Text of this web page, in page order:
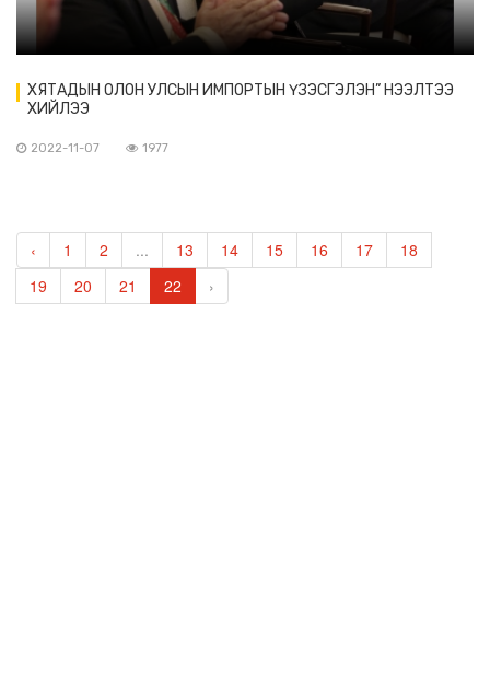
ХЯТАДЫН ОЛОН УЛСЫН ИМПОРТЫН ҮЗЭСГЭЛЭН” НЭЭЛТЭЭ
ХИЙЛЭЭ
2022-11-07 1977
‹ 1 2 ... 13 14 15 16 17
18
19
20 21 22 ›